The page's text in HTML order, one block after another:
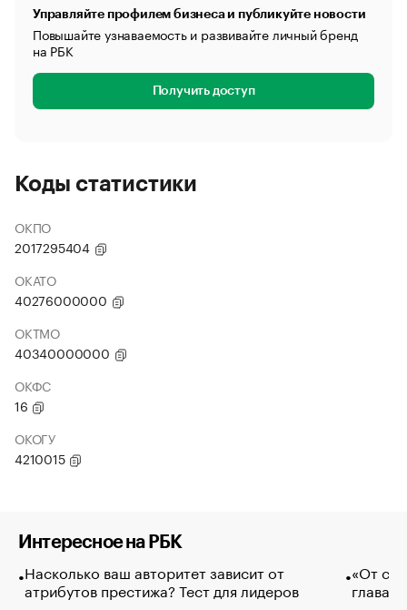
Управляйте профилем бизнеса и публикуйте новости
Повышайте узнаваемость и развивайте личный бренд
на РБК
Получить доступ
Коды статистики
ОКПО
2017295404
ОКАТО
40276000000
ОКТМО
40340000000
ОКФС
16
ОКОГУ
4210015
Интересное на РБК
Насколько ваш авторитет зависит от
атрибутов престижа? Тест для лидеров
«От
глава